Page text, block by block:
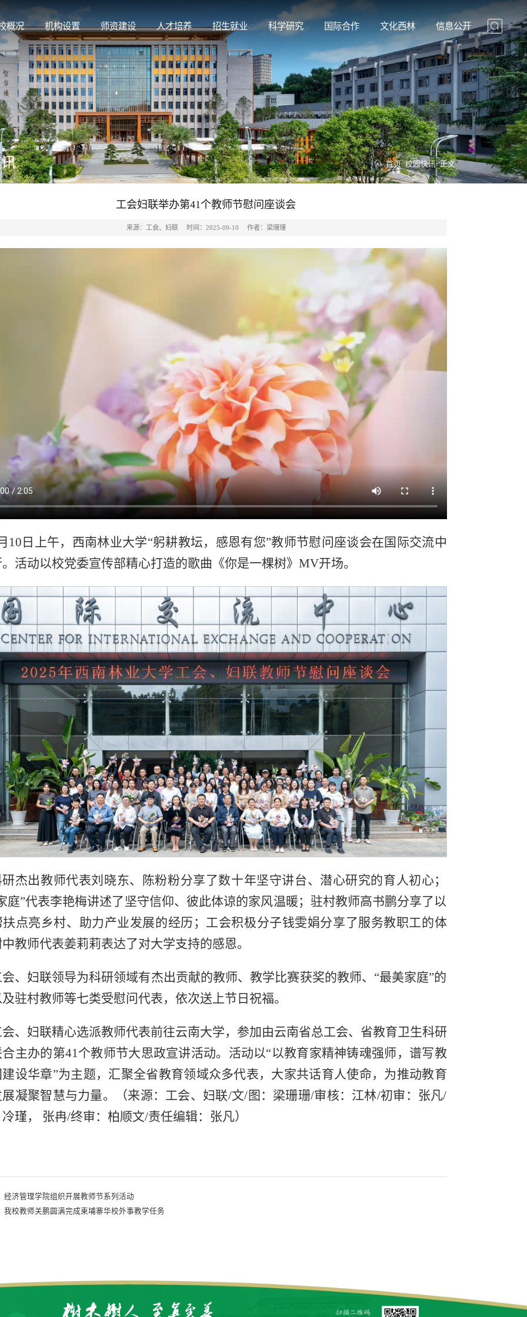
概况 机构设置 师资建设 人才培养 招生就业 科学研究 国际合作 文化西林 信息公开
首页>校园快讯>正文
工会妇联举办第41个教师节慰问座谈会
来源：工会、妇联 时间：2025-09-10 作者：梁珊珊
10日上午，西南林业大学“躬耕教坛，感恩有您”教师节慰问座谈会在国际交流中
活动以校党委宣传部精心打造的歌曲《你是一棵树》MV开场。
杰出教师代表刘晓东、陈粉粉分享了数十年坚守讲台、潜心研究的育人初心；
庭”代表李艳梅讲述了坚守信仰、彼此体谅的家风温暖；驻村教师高书鹏分享了以
点亮乡村、助力产业发展的经历；工会积极分子钱雯娟分享了服务教职工的体
教师代表姜莉莉表达了对大学支持的感恩。
、妇联领导为科研领域有杰出贡献的教师、教学比赛获奖的教师、“最美家庭”的
驻村教师等七类受慰问代表，依次送上节日祝福。
、妇联精心选派教师代表前往云南大学，参加由云南省总工会、省教育卫生科研
主办的第41个教师节大思政宣讲活动。活动以“以教育家精神铸魂强师，谱写教
设华章”为主题，汇聚全省教育领域众多代表，大家共话育人使命，为推动教育
凝聚智慧与力量。（来源：工会、妇联/文/图：梁珊珊/审核：江林/初审：张凡/
瑾， 张冉/终审：柏顺文/责任编辑：张凡）
经济管理学院组织开展教师节系列活动
我校教师关鹏圆满完成柬埔寨华校外事教学任务